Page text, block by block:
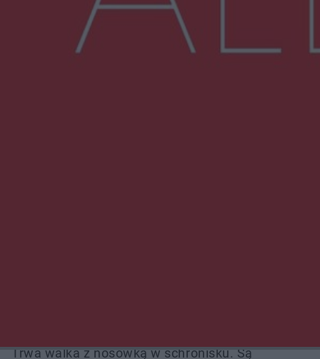
Więcej
Trwa walka z nosówką w schronisku. Są